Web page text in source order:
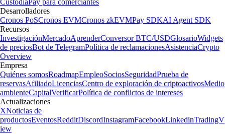
Custodia Pay para comerciantes
Desarrolladores
Cronos PoSCronos EVMCronos zkEVMPay SDKAI Agent SDK
Recursos
InvestigaciónMercadoAprenderConversor BTC/USDGlosarioWidgets
de preciosBot de TelegramPolítica de reclamacionesAsistenciaCrypto
Overview
Empresa
Quiénes somosRoadmapEmpleoSociosSeguridadPrueba de
reservasAfiliadoLicenciasCentro de exploración de criptoactivosMedio
ambienteCapitalVerificarPolítica de conflictos de intereses
Actualizaciones
XNoticias de
productosEventosRedditDiscordInstagramFacebookLinkedinTradingV
iew